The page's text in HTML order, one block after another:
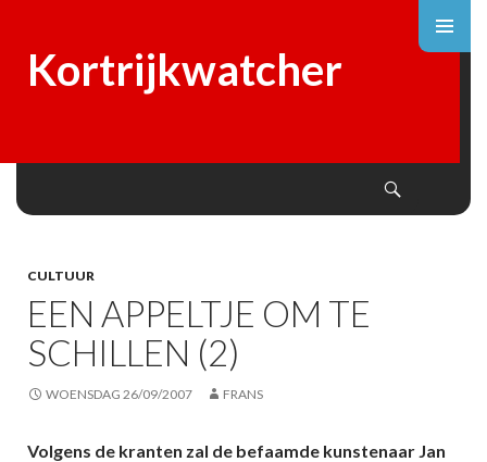
Kortrijkwatcher
CULTUUR
EEN APPELTJE OM TE
SCHILLEN (2)
WOENSDAG 26/09/2007 FRANS
Volgens de kranten zal de befaamde kunstenaar Jan